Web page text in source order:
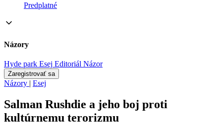
Predplatné
Názory
Hyde park Esej Editoriál Názor
Zaregistrovať sa
Názory | Esej
Salman Rushdie a jeho boj proti
kultúrnemu terorizmu